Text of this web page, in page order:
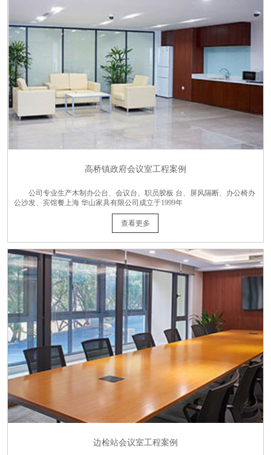
高桥镇政府会议室工程案例
公司专业生产木制办公台、会议台、职员胶板 台、屏风隔断、办公椅办
公沙发、宾馆餐上海 华山家具有限公司成立于1999年
查看更多
边检站会议室工程案例